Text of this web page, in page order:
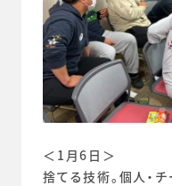
＜1月6日＞
捨てる技術。個人・